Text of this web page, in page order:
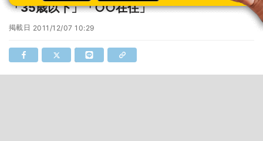
「35歳以下」「○○在住」
掲載日 2011/12/07 10:29